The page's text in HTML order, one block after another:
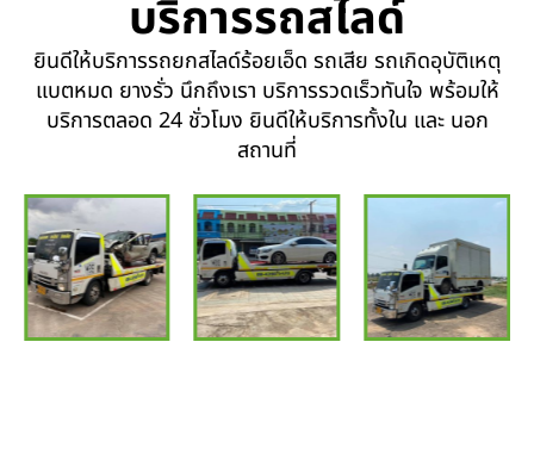
บริการรถสไลด์
ยินดีให้บริการรถยกสไลด์ร้อยเอ็ด รถเสีย รถเกิดอุบัติเหตุ
แบตหมด ยางรั่ว นึกถึงเรา บริการรวดเร็วทันใจ พร้อมให้
บริการตลอด 24 ชั่วโมง ยินดีให้บริการทั้งใน และ นอก
สถานที่